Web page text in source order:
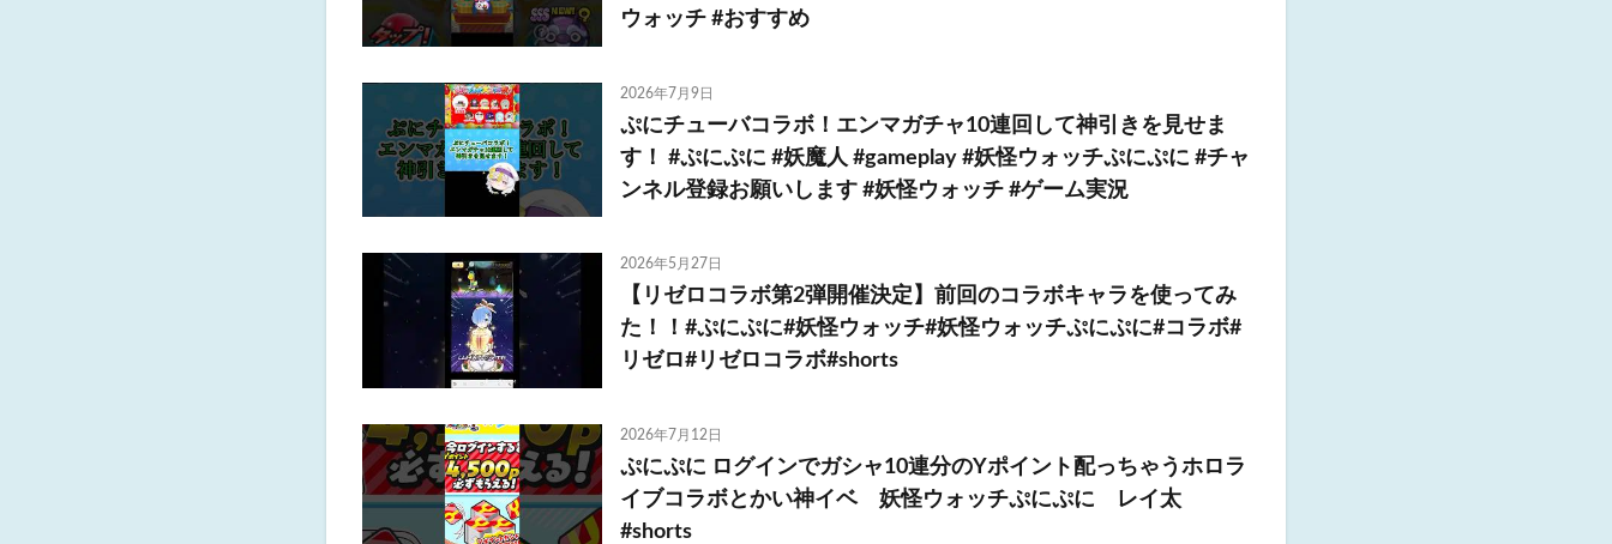
ウォッチ #おすすめ
2026年7月9日
ぷにチューバコラボ！エンマガチャ10連回して神引きを見せま
す！ #ぷにぷに #妖魔人 #gameplay #妖怪ウォッチぷにぷに #チャ
ンネル登録お願いします #妖怪ウォッチ #ゲーム実況
2026年5月27日
【リゼロコラボ第2弾開催決定】前回のコラボキャラを使ってみ
た！！#ぷにぷに#妖怪ウォッチ#妖怪ウォッチぷにぷに#コラボ#
リゼロ#リゼロコラボ#shorts
2026年7月12日
ぷにぷに ログインでガシャ10連分のYポイント配っちゃうホロラ
イブコラボとかい神イベ 妖怪ウォッチぷにぷに レイ太
#shorts